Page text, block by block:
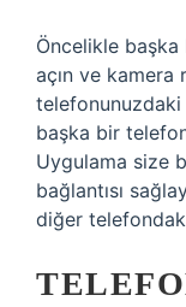
Öncelikle başka
açın ve kamera
telefonunuzdaki
başka bir
Uygulama size
bağlantısı
diğer